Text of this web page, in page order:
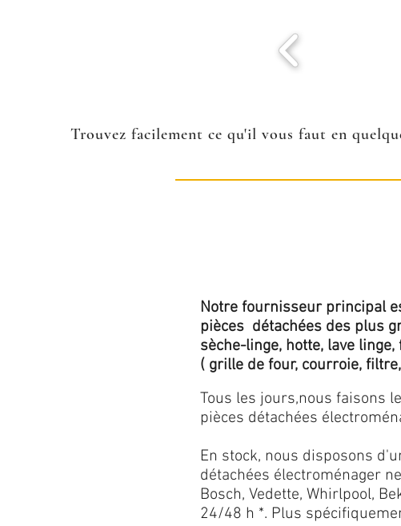
Trouvez facilement ce qu'il vous faut en
Notre fournisseur principal
pièces détachées des plus
sèche-linge, hotte, lave
( grille de four, courroie,
Tous les jours,nous faisons
pièces détachées
En stock, nous disposons
détachées électroménager
Bosch, Vedette, Whirlpool,
24/48 h *. Plus